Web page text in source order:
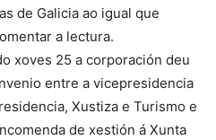
de Galicia ao igual que
a lectura.
xoves 25 a corporación deu
entre a vicepresidencia
Xustiza e Turismo e
de xestión á Xunta